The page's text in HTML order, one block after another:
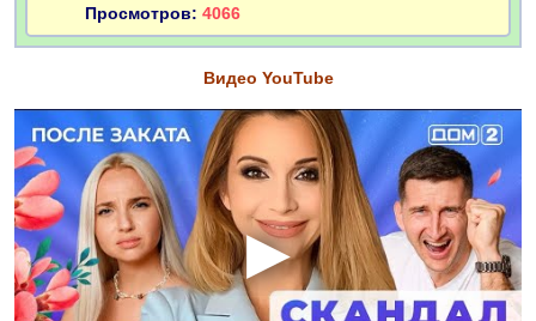
Просмотров: 4066
Видео YouTube